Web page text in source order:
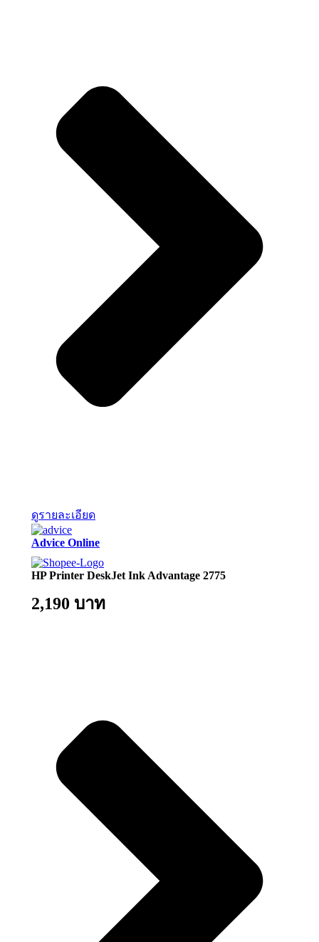
ดูรายละเอียด
Advice Online
HP Printer DeskJet Ink Advantage 2775
2,190 บาท